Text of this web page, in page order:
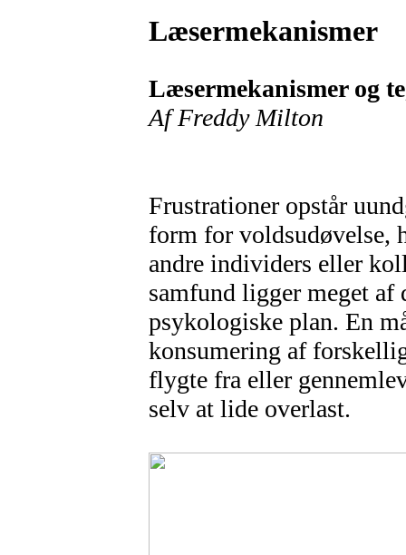
Læsermekanismer
Læsermekanismer og
Af Freddy Milton
Frustrationer opstår
form for voldsudøvelse,
andre individers eller
samfund ligger meget af
psykologiske plan. En
konsumering af
flygte fra eller
selv at lide overlast.